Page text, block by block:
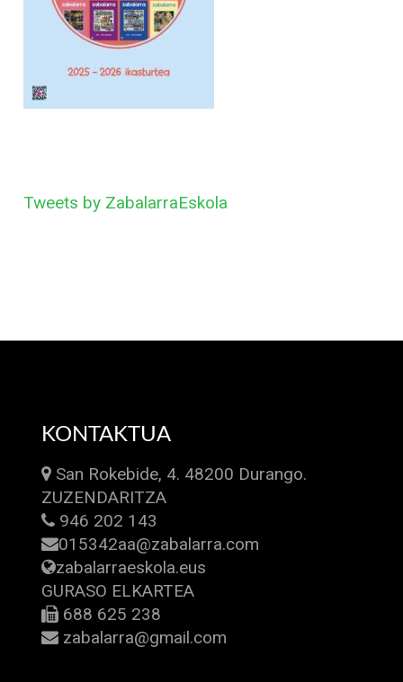
Tweets by ZabalarraEskola
KONTAKTUA
San Rokebide, 4. 48200 Durango.
ZUZENDARITZA
946 202 143
015342aa@zabalarra.com
zabalarraeskola.eus
GURASO ELKARTEA
688 625 238
zabalarra@gmail.com